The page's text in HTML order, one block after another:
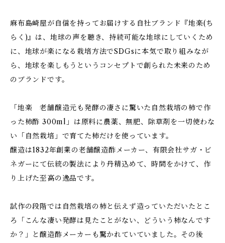
麻布島崎屋が自信を持ってお届けする自社ブランド『地楽(ち
らく)』は、地球の声を聴き、持続可能な地球にしていくため
に、地球が楽になる栽培方法でSDGsに本気で取り組みなが
ら、地球を楽しもうというコンセプトで創られた未来のため
のブランドです。
「地楽 老舗醸造元も発酵の凄さに驚いた自然栽培の柿で作
った柿酢 300ml」は原料に農薬、無肥、除草剤を一切使わな
い「自然栽培」で育てた柿だけを使っています。
醸造は1832年創業の老舗醸造酢メーカー、有限会社サガ・ビ
ネガーにて伝統の製法により丹精込めて、時間をかけて、作
り上げた至高の逸品です。
試作の段階では自然栽培の柿と伝えず造っていただいたとこ
ろ「こんな凄い発酵は見たことがない、どういう柿なんです
か？」と醸造酢メーカーも驚かれていていました。その後